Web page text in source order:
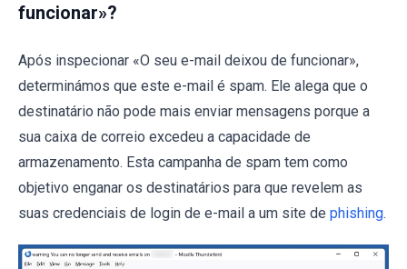
funcionar»?
Após inspecionar «O seu e-mail deixou de funcionar»,
determinámos que este e-mail é spam. Ele alega que o
destinatário não pode mais enviar mensagens porque a
sua caixa de correio excedeu a capacidade de
armazenamento. Esta campanha de spam tem como
objetivo enganar os destinatários para que revelem as
suas credenciais de login de e-mail a um site de phishing.